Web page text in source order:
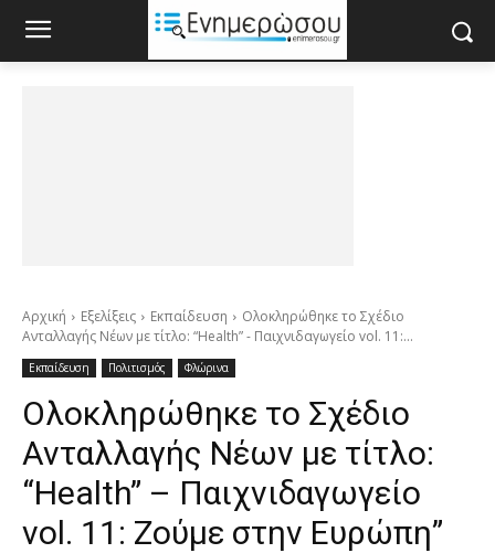
Αρχική Εξελίξεις Εκπαίδευση
Ολοκληρώθηκε το Σχέδιο
Ανταλλαγής Νέων με τίτλο: “Health” - Παιχνιδαγωγείο vol. 11:...
Εκπαίδευση Πολιτισμός Φλώρινα
Ολοκληρώθηκε το Σχέδιο
Ανταλλαγής Νέων με τίτλο:
“Health” – Παιχνιδαγωγείο
vol. 11: Ζούμε στην Ευρώπη”